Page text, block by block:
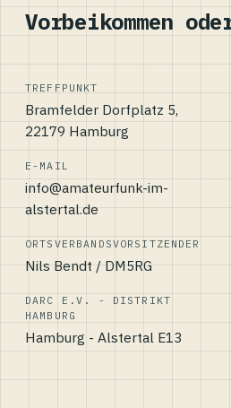
Vorbeikommen
TREFFPUNKT
Bramfelder Dorfplatz 5,
22179 Hamburg
E-MAIL
info@amateurfunk-im-
alstertal.de
ORTSVERBANDSVORSITZENDER
Nils Bendt / DM5RG
DARC E.V. - DISTRIKT
HAMBURG
Hamburg - Alstertal E13